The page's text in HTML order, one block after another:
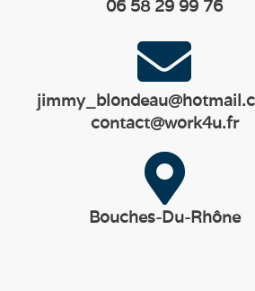
06 58 29 99 76
contact@work4u.fr
Bouches-Du-Rhône